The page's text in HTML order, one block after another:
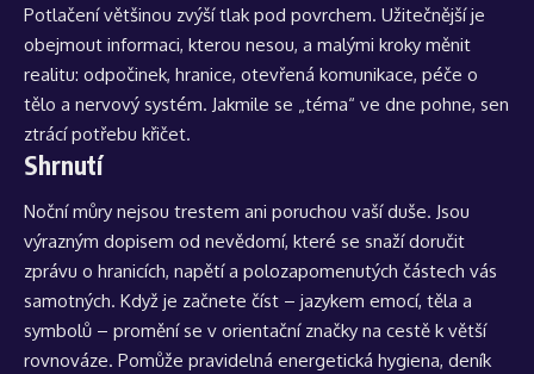
Potlačení většinou zvýší tlak pod povrchem. Užitečnější je
obejmout informaci, kterou nesou, a malými kroky měnit
realitu: odpočinek, hranice, otevřená komunikace, péče o
tělo a nervový systém. Jakmile se „téma“ ve dne pohne, sen
ztrácí potřebu křičet.
Shrnutí
Noční můry nejsou trestem ani poruchou vaší duše. Jsou
výrazným dopisem od nevědomí, které se snaží doručit
zprávu o hranicích, napětí a polozapomenutých částech vás
samotných. Když je začnete číst – jazykem emocí, těla a
symbolů – promění se v orientační značky na cestě k větší
rovnováze. Pomůže pravidelná energetická hygiena, deník